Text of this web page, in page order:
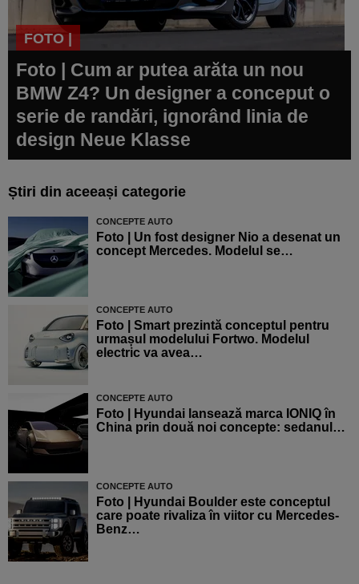
FOTO |
Foto | Cum ar putea arăta un nou
BMW Z4? Un designer a conceput o
serie de randări, ignorând linia de
design Neue Klasse
Știri din aceeași categorie
CONCEPTE AUTO
Foto | Un fost designer Nio a desenat un
concept Mercedes. Modelul se…
CONCEPTE AUTO
Foto | Smart prezintă conceptul pentru
urmașul modelului Fortwo. Modelul
electric va avea…
CONCEPTE AUTO
Foto | Hyundai lansează marca IONIQ în
China prin două noi concepte: sedanul…
CONCEPTE AUTO
Foto | Hyundai Boulder este conceptul
care poate rivaliza în viitor cu Mercedes-
Benz…